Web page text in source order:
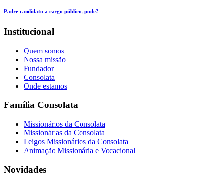
Padre candidato a cargo público, pode?
Institucional
Quem somos
Nossa missão
Fundador
Consolata
Onde estamos
Família Consolata
Missionários da Consolata
Missionárias da Consolata
Leigos Missionários da Consolata
Animação Missionária e Vocacional
Novidades